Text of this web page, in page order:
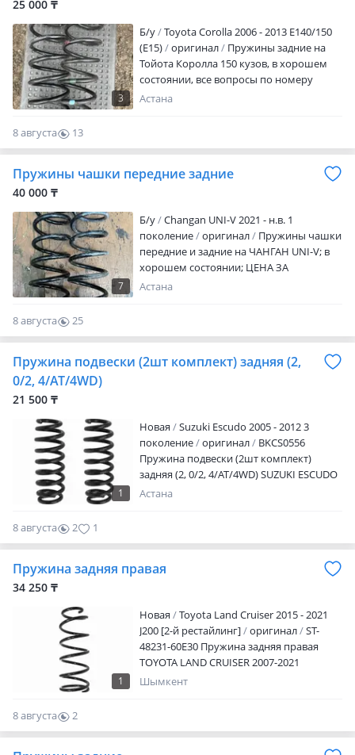
25 000 ₸
3
Б/y
Toyota Corolla 2006 - 2013 E140/150
(E15)
оригинал
Пружины задние на
Тойота Королла 150 кузов, в хорошем
состоянии, все вопросы по номеру
телефона ЦЕНА ЗА ПАРУ Адрес: Кенжина
Астана
8 августа
13
0
Пружины чашки передние задние
40 000 ₸
7
Б/y
Changan UNI-V 2021 - н.в. 1
поколение
оригинал
Пружины чашки
передние и задние на ЧАНГАН UNI-V; в
хорошем состоянии; ЦЕНА ЗА
ПЕРЕДНИЙ ПРУЖИНЫ ПАРА — 40000
Астана
8 августа
25
0
Пружина подвески (2шт комплект) задняя (2,
0/2, 4/AT/4WD)
21 500 ₸
1
Новая
Suzuki Escudo 2005 - 2012 3
поколение
оригинал
BKCS0556
Пружина подвески (2шт комплект)
задняя (2, 0/2, 4/AT/4WD) SUZUKI ESCUDO
2005-2012 Наличие и актуальную цену
Астана
8 августа 2 1
Пружина задняя правая
34 250 ₸
1
Новая
Toyota Land Cruiser 2015 - 2021
J200 [2-й рестайлинг]
оригинал
ST-
48231-60E30 Пружина задняя правая
TOYOTA LAND CRUISER 2007-2021
Наличие и актуальную цену уточняйте у
Шымкент
8 августа
2
0